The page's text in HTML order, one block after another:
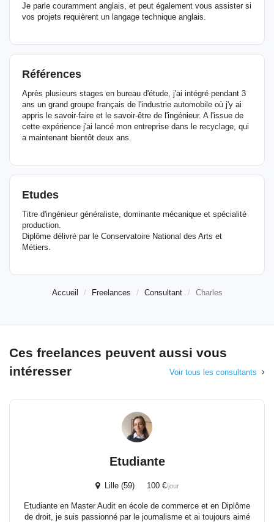
Je parle couramment anglais, et peut également vous assister si
vos projets requièrent un langage technique anglais.
Références
Après plusieurs stages en bureau d'étude, j'ai intégré pendant 3
ans un grand groupe français de l'industrie automobile où j'y ai
appris le savoir-faire et le savoir-être de l'ingénieur. A l'issue de
cette expérience j'ai lancé mon entreprise dans le recyclage, qui
a maintenant bientôt deux ans.
Etudes
Titre d'ingénieur généraliste, dominante mécanique et spécialité
production.
Diplôme délivré par le Conservatoire National des Arts et
Métiers.
Accueil Freelances Consultant Charles
Ces freelances peuvent aussi vous
intéresser
Voir tous les consultants
Etudiante
Lille (59) 100 €/jour
Etudiante en Master Audit en école de commerce et en Diplôme
de droit, je suis passionné par le journalisme et ai toujours aimé